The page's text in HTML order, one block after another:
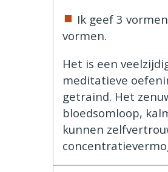
Ik geef 3
vormen.
Het is een
meditatieve
getraind. Het
bloedsomloop,
kunnen